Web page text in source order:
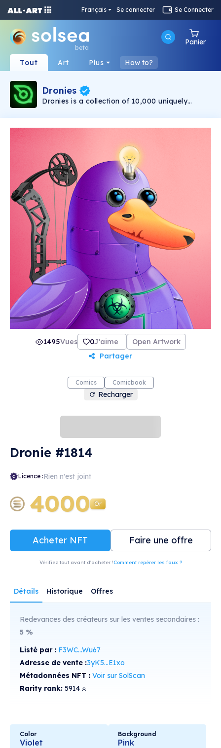
Français Se connecter Se Connecter
beta
Panier
Tout Art Plus How to?
Dronies
Dronies is a collection of 10,000 uniquely
by an unknown entity. As a member of the
mysterious purpose behind these “birds".
1495Vues 0J'aime
Open Artwork
Partager
Comics Comicbook
Recharger
Dronie #1814
Licence :Rien n'est joint
4000 Or
Acheter NFT Faire une offre
Vérifiez tout avant d'acheter !Comment repérer les faux ?
Détails Historique Offres
Redevances des créateurs sur les ventes secondaires :
5 %
Listé par : F3WC...Wu67
Adresse de vente :3yK5...E1xo
Métadonnées NFT : Voir sur SolScan
Rarity rank: 5914
Color
Violet
Background
Pink